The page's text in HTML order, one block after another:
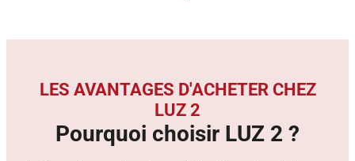
LES AVANTAGES D'ACHETER CHEZ
LUZ 2
Pourquoi choisir LUZ 2 ?